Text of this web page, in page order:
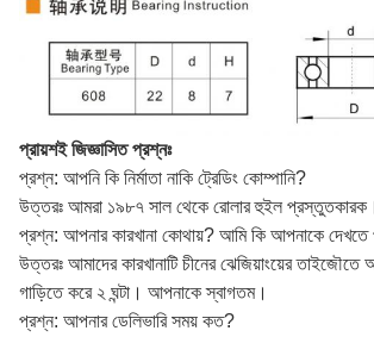
প্রায়শই জিজ্ঞাসিত প্রশ্নঃ
প্রশ্ন: আপনি কি নির্মাতা নাকি ট্রেডিং কোম্পানি?
উত্তরঃ আমরা ১৯৮৭ সাল থেকে রোলার হুইল প্রস্তুতকারক।
প্রশ্ন: আপনার কারখানা কোথায়? আমি কি আপনাকে দেখতে
উত্তরঃ আমাদের কারখানাটি চীনের ঝেজিয়াংয়ের
গাড়িতে করে ২ ঘন্টা। আপনাকে স্বাগতম।
প্রশ্ন: আপনার ডেলিভারি সময় কত?